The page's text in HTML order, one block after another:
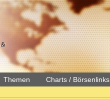
Themen Charts / Börsenlinks